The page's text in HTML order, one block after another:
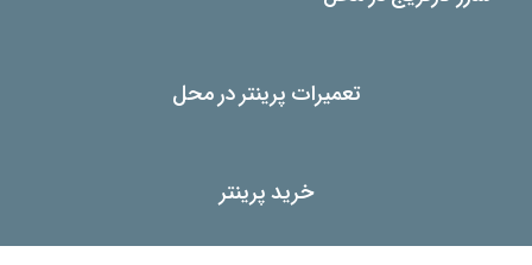
تعمیرات پرینتر در محل
خرید پرینتر